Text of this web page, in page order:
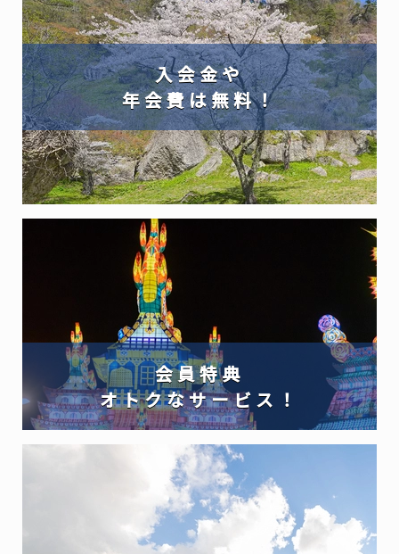
入会金や
年会費は無料！
会員特典
オトクなサービス！